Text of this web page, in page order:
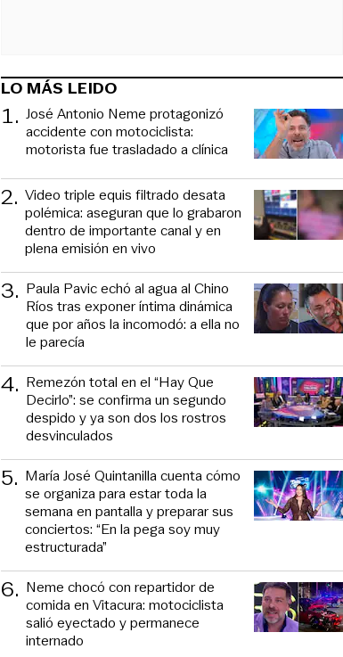
LO MÁS LEIDO
1. José Antonio Neme protagonizó
accidente con motociclista:
motorista fue trasladado a clínica
2. Video triple equis filtrado desata
polémica: aseguran que lo grabaron
dentro de importante canal y en
plena emisión en vivo
3. Paula Pavic echó al agua al Chino
Ríos tras exponer íntima dinámica
que por años la incomodó: a ella no
le parecía
4. Remezón total en el “Hay Que
Decirlo”: se confirma un segundo
despido y ya son dos los rostros
desvinculados
5. María José Quintanilla cuenta cómo
se organiza para estar toda la
semana en pantalla y preparar sus
conciertos: “En la pega soy muy
estructurada”
6. Neme chocó con repartidor de
comida en Vitacura: motociclista
salió eyectado y permanece
internado